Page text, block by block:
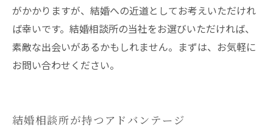
がかかりますが、結婚への近道としてお考えいただけれ
ば幸いです。結婚相談所の当社をお選びいただければ、
素敵な出会いがあるかもしれません。まずは、お気軽に
お問い合わせください。
結婚相談所が持つアドバンテージ